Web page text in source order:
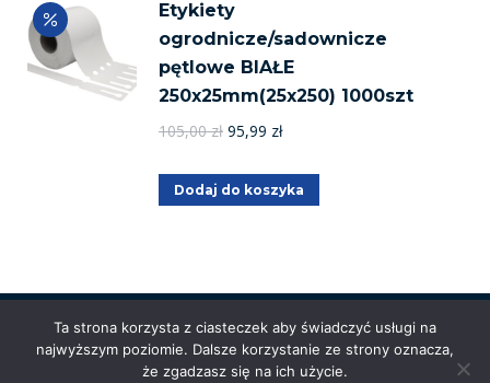
Etykiety
ogrodnicze/sadownicze
pętlowe BIAŁE
250x25mm(25x250) 1000szt
105,00zł Pierwotna
wynosiła:
95,99 złAktualna
wynosi:
Dodaj do koszyka
Powered byAnetpol.pl| © MS-Solutions 2025
Ta strona korzysta z ciasteczek aby świadczyć usługi na
najwyższym poziomie. Dalsze korzystanie ze strony oznacza,
że zgadzasz się na ich użycie.